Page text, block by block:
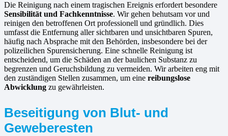
Die Reinigung nach einem tragischen Ereignis erfordert besondere
Sensibilität und Fachkenntnisse. Wir gehen behutsam vor und
reinigen den betroffenen Ort professionell und gründlich. Dies
umfasst die Entfernung aller sichtbaren und unsichtbaren Spuren,
häufig nach Absprache mit den Behörden, insbesondere bei der
polizeilichen Spurensicherung. Eine schnelle Reinigung ist
entscheidend, um die Schäden an der baulichen Substanz zu
begrenzen und Geruchsbildung zu vermeiden. Wir arbeiten eng mit
den zuständigen Stellen zusammen, um eine reibungslose
Abwicklung zu gewährleisten.
Beseitigung von Blut- und
Geweberesten